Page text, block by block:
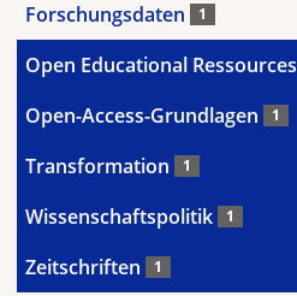
Forschungsdaten 1
Open Educational Ressources
Open-Access-Grundlagen 1
Transformation 1
Wissenschaftspolitik 1
Zeitschriften 1